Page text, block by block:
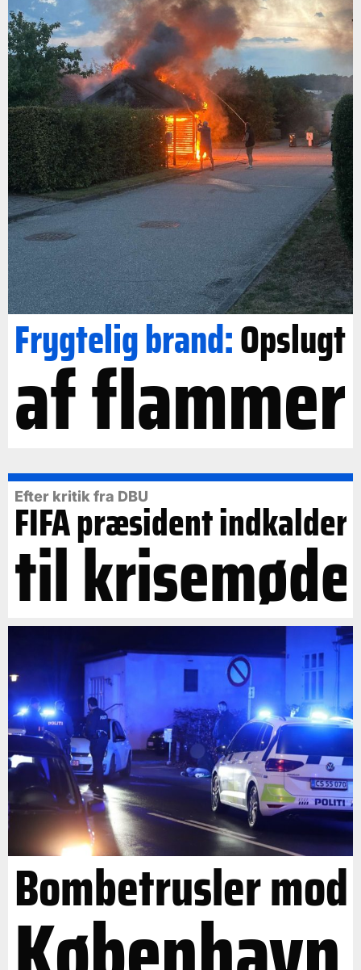
Frygtelig brand:Opslugt
af flammer
Efter kritik fra DBU
FIFA præsident indkalder
til krisemøde
Bombetrusler mod